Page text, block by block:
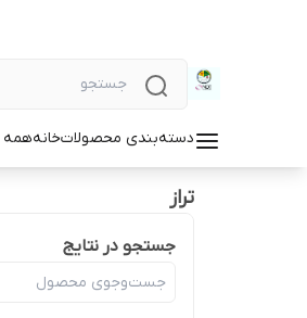
دسته‌بندی محصولاتخانههمه
تراز
جستجو در نتایج